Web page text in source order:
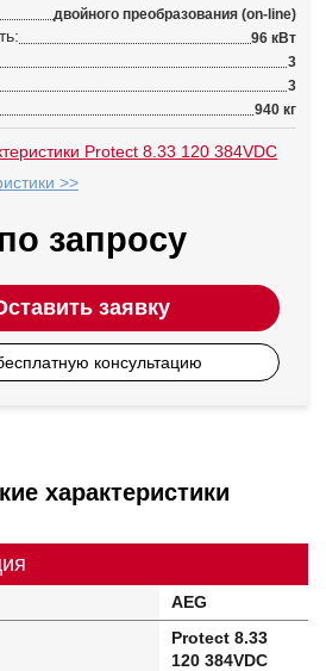
двойного преобразования (on-line)
96 кВт
3
3
940 кг
Protect 8.33 120 384VDC
>>
по запросу
заявку
консультацию
характеристики
AEG
Protect 8.33
120 384VDC